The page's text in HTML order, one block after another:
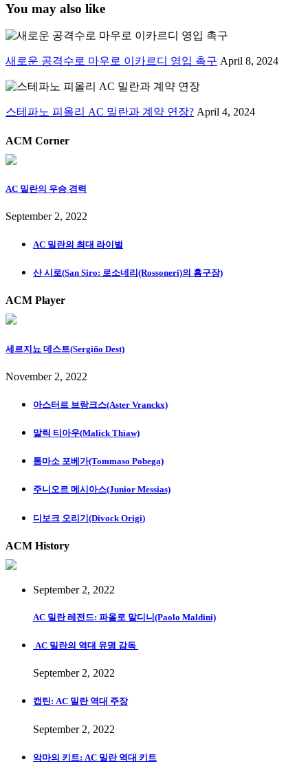
You may also like
새로운 공격수로 마우로 이카르디 영입 촉구 April 8, 2024
스테파노 피올리 AC 밀란과 계약 연장? April 4, 2024
ACM Corner
AC 밀란의 우승 경력
September 2, 2022
AC 밀란의 최대 라이벌
산 시로(San Siro: 로소네리(Rossoneri)의 홈구장)
ACM Player
세르지뇨 데스트(Sergiño Dest)
November 2, 2022
아스터르 브랑크스(Aster Vranckx)
말릭 티아우(Malick Thiaw)
톰마소 포베가(Tommaso Pobega)
주니오르 메시아스(Junior Messias)
디보크 오리기(Divock Origi)
ACM History
September 2, 2022
AC 밀란 레전드: 파올로 말디니(Paolo Maldini)
AC 밀란의 역대 유명 감독
September 2, 2022
캡틴: AC 밀란 역대 주장
September 2, 2022
악마의 키트: AC 밀란 역대 키트